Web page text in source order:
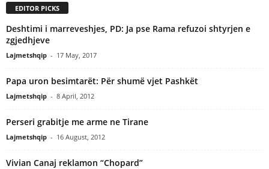
EDITOR PICKS
Deshtimi i marreveshjes, PD: Ja pse Rama refuzoi shtyrjen e
zgjedhjeve
Lajmetshqip - 17 May, 2017
Papa uron besimtarët: Për shumë vjet Pashkët
Lajmetshqip - 8 April, 2012
Perseri grabitje me arme ne Tirane
Lajmetshqip - 16 August, 2012
Vivian Canaj reklamon “Chopard”